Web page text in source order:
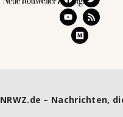
NRWZ.de – Nachrichten,